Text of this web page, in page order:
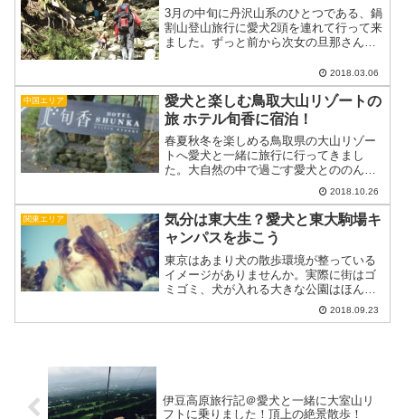
3月の中旬に丹沢山系のひとつである、鍋
割山登山旅行に愛犬2頭を連れて行って来
ました。ずっと前から次女の旦那さんか
れていたのですが、大雪で中止になった
り、日程が噛み合わずに行かれなかった
りして、やっと今回丹...
2018.03.06
中国エリア
愛犬と楽しむ鳥取大山リゾートの
旅 ホテル旬香に宿泊！
春夏秋冬を楽しめる鳥取県の大山リゾー
トへ愛犬と一緒に旅行に行ってきまし
た。大自然の中で過ごす愛犬とののんび
り旅をご紹介します。この記事に登場す
る愛犬 あこ ♀ 4歳（トイプードル）避
暑地大山リゾートへビルで囲まれた暑い
都会の夏から離れて自然...
2018.10.26
関東エリア
気分は東大生？愛犬と東大駒場キ
ャンパスを歩こう
東京はあまり犬の散歩環境が整っている
イメージがありませんか。実際に街はゴ
ミゴミ、犬が入れる大きな公園はほんの
数えるほどです。ところが東大（灯台）
もと暗し。東京大学という意外な穴場
2018.09.23
伊豆高原旅行記＠愛犬と一緒に大室山リ
フトに乗りました！頂上の絶景散歩！